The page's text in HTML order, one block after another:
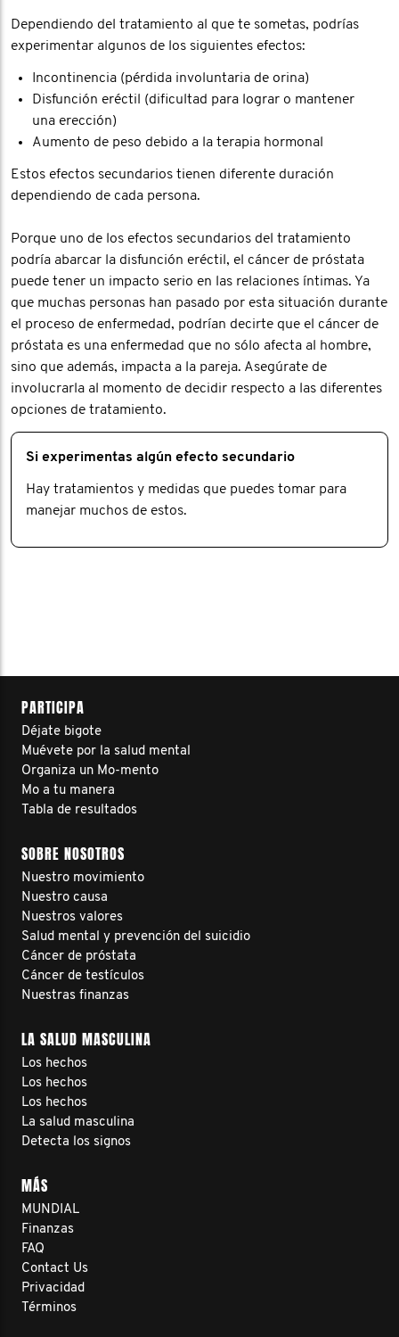
Dependiendo del tratamiento al que te sometas, podrías
experimentar algunos de los siguientes efectos:
Incontinencia (pérdida involuntaria de orina)
Disfunción eréctil (dificultad para lograr o mantener
una erección)
Aumento de peso debido a la terapia hormonal
Estos efectos secundarios tienen diferente duración
dependiendo de cada persona.
Porque uno de los efectos secundarios del tratamiento
podría abarcar la disfunción eréctil, el cáncer de próstata
puede tener un impacto serio en las relaciones íntimas. Ya
que muchas personas han pasado por esta situación durante
el proceso de enfermedad, podrían decirte que el cáncer de
próstata es una enfermedad que no sólo afecta al hombre,
sino que además, impacta a la pareja. Asegúrate de
involucrarla al momento de decidir respecto a las diferentes
opciones de tratamiento.
Si experimentas algún efecto secundario
Hay tratamientos y medidas que puedes tomar para
manejar muchos de estos.
PARTICIPA
Déjate bigote
Muévete por la salud mental
Organiza un Mo-mento
Mo a tu manera
Tabla de resultados
SOBRE NOSOTROS
Nuestro movimiento
Nuestro causa
Nuestros valores
Salud mental y prevención del suicidio
Cáncer de próstata
Cáncer de testículos
Nuestras finanzas
LA SALUD MASCULINA
Los hechos
Los hechos
Los hechos
La salud masculina
Detecta los signos
MÁS
MUNDIAL
Finanzas
FAQ
Contact Us
Privacidad
Términos